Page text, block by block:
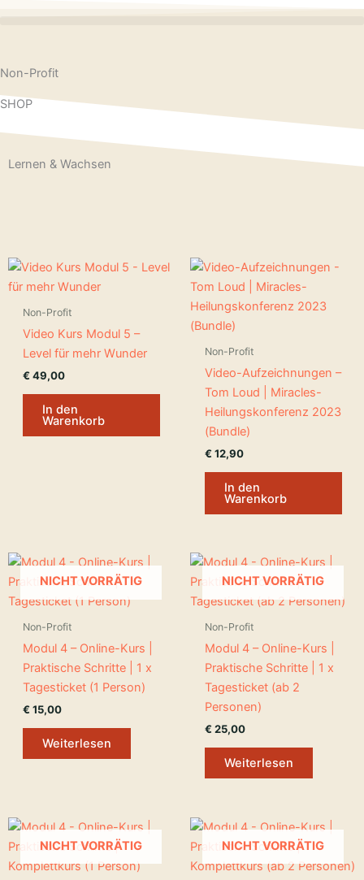
Non-Profit
SHOP
Lernen & Wachsen
Non-Profit
Video Kurs Modul 5 –
Level für mehr Wunder
€ 49,00
In den
Warenkorb
Non-Profit
Video-Aufzeichnungen –
Tom Loud | Miracles-
Heilungskonferenz 2023
(Bundle)
€ 12,90
In den
Warenkorb
NICHT VORRÄTIG
Non-Profit
Modul 4 – Online-Kurs |
Praktische Schritte | 1 x
Tagesticket (1 Person)
€ 15,00
Weiterlesen
NICHT VORRÄTIG
Non-Profit
Modul 4 – Online-Kurs |
Praktische Schritte | 1 x
Tagesticket (ab 2
Personen)
€ 25,00
Weiterlesen
NICHT VORRÄTIG NICHT VORRÄTIG